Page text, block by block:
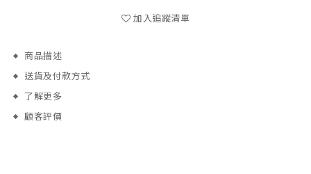
加入追蹤清單
商品描述
送貨及付款方式
了解更多
顧客評價